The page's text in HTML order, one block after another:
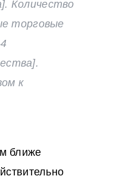
Количество
торговые
к
ближе